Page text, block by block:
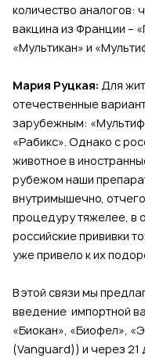
количество аналогов:
вакцина из Франции –
«Мультикан» и
Мария Руцкая: Для
отечественные
зарубежным:
«Рабикс». Однако с
животное в
рубежом наши
внутримышечно,
процедуру тяжелее, в
российские прививки
уже привело к их
В этой связи мы
введение импортной
«Биокан», «Биофел»,
(Vanguard)) и через 21